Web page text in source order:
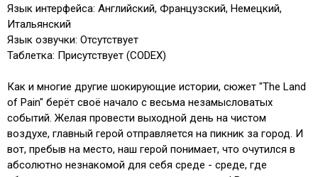
Язык интерфейса: Английский, Французский, Немецкий,
Итальянский
Язык озвучки: Отсутствует
Таблетка: Присутствует (CODEX)
Как и многие другие шокирующие истории, сюжет "The Land
of Pain" берёт своё начало с весьма незамысловатых
событий. Желая провести выходной день на чистом
воздухе, главный герой отправляется на пикник за город. И
вот, пребыв на место, наш герой понимает, что очутился в
абсолютно незнакомой для себя среде - среде, где